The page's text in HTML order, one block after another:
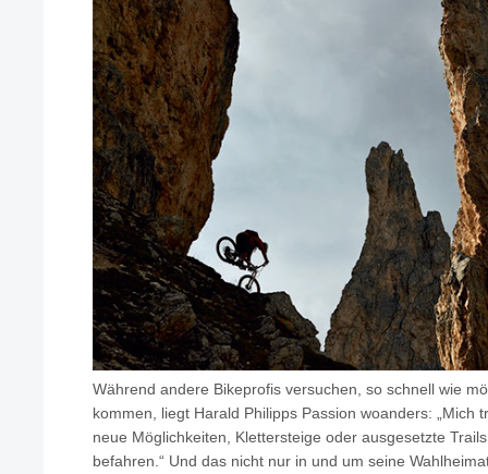
Während andere Bikeprofis versuchen, so schnell wie
kommen, liegt Harald Philipps Passion woanders: „Mich
neue Möglichkeiten, Klettersteige oder ausgesetzte
befahren.“ Und das nicht nur in und um seine